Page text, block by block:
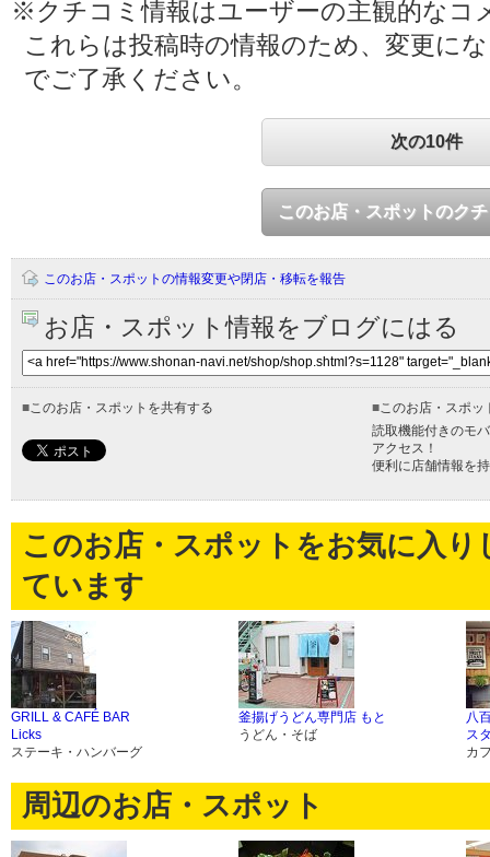
※クチコミ情報はユーザーの主観的なコ
これらは投稿時の情報のため、変更に
でご了承ください。
次の10件
このお店・スポットのク
このお店・スポットの情報変更や閉店・移転を報告
お店・スポット情報をブログにはる
■ このお店・スポットを共有する ■ このお店・スポ
読取機能付きのモ
アクセス！
便利に店舗情報を
このお店・スポットをお気に入
ています
GRILL & CAFÉ BAR
Licks
ステーキ・ハンバーグ
釜揚げうどん専門店 もと
うどん・そば
八
ス
カ
周辺のお店・スポット